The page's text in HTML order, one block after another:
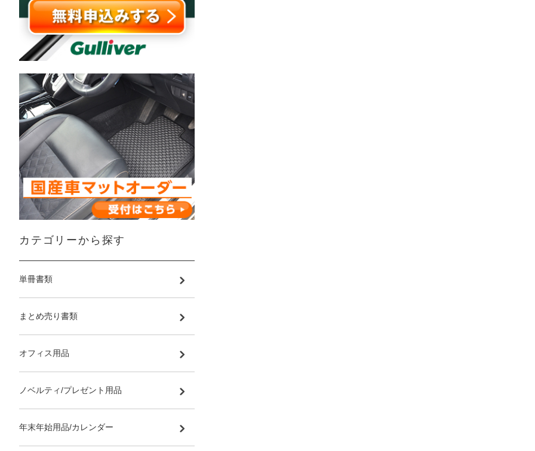
カテゴリーから探す
単冊書類
まとめ売り書類
オフィス用品
ノベルティ/プレゼント用品
年末年始用品/カレンダー